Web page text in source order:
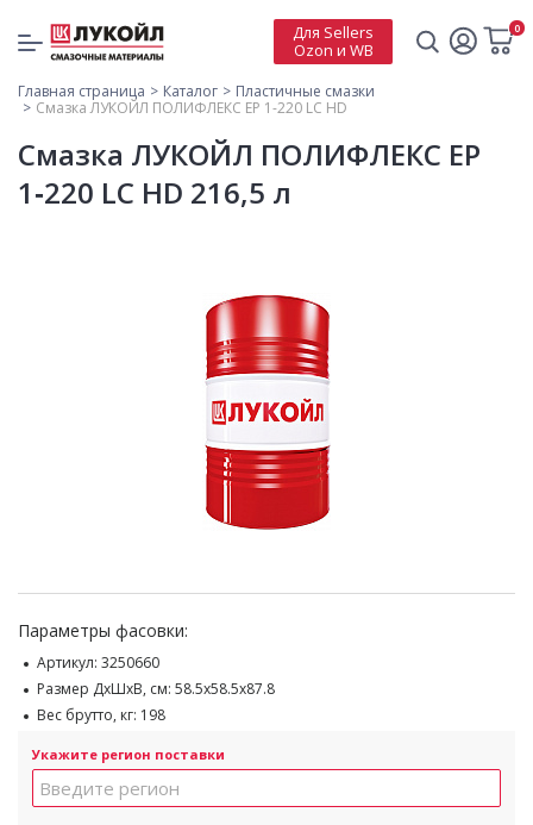
Для Sellers
Ozon и WB
0
Главная страница Каталог
Пластичные смазки
Смазка ЛУКОЙЛ ПОЛИФЛЕКС ЕР 1-220 LC HD
Смазка ЛУКОЙЛ ПОЛИФЛЕКС ЕР
1‑220 LC HD 216,5 л
Параметры фасовки:
Артикул: 3250660
Размер ДхШхВ, см: 58.5x58.5x87.8
Вес брутто, кг: 198
Укажите регион поставки